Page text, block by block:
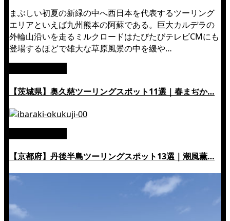
まぶしい初夏の新緑の中へ西日本を代表するツーリング
エリアといえば九州熊本の阿蘇である。巨大カルデラの
外輪山沿いを走るミルクロードはたびたびテレビCMにも
登場するほどで雄大な草原風景の中を緩や…
【茨城県】奥久慈ツーリングスポット11選｜春まぢか…
【京都府】丹後半島ツーリングスポット13選｜潮風薫…